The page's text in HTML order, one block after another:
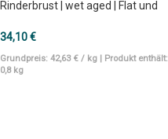
Rinderbrust | wet aged | Flat und
34,10€
Grundpreis: 42,63 € / kg | Produkt enthält:
0,8 kg